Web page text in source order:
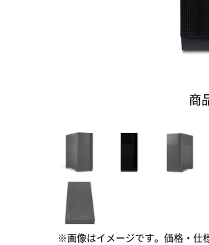
商
※画像はイメージです。価格・仕